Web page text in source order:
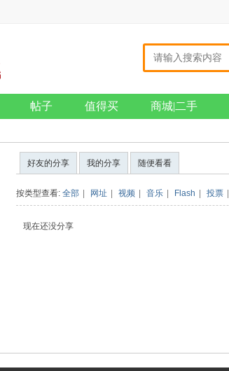
帖子 值得买 商城|二手
好友的分享 我的分享 随便看看
按类型查看: 全部 网址 视频 音乐 Flash 投票
现在还没分享